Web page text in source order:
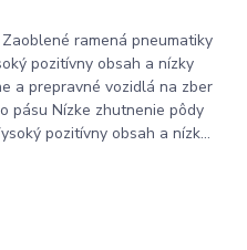
ramená pneumatiky
pozitívny obsah a nízky
a prepravné vozidlá na zber
pásu Nízke zhutnenie pôdy
pozitívny obsah a nízk...